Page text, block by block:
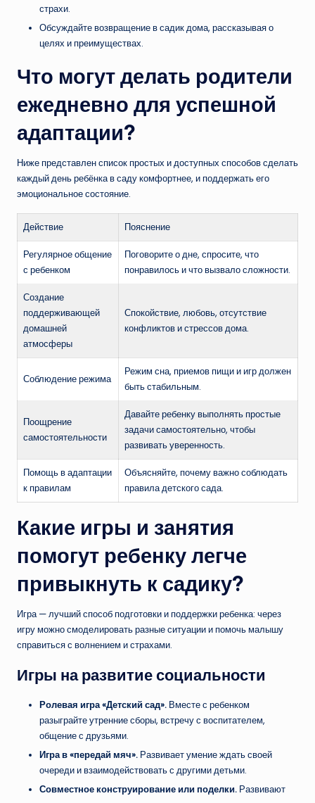
страхи.
Обсуждайте возвращение в садик дома, рассказывая о
целях и преимуществах.
Что могут делать родители
ежедневно для успешной
адаптации?
Ниже представлен список простых и доступных способов сделать
каждый день ребёнка в саду комфортнее, и поддержать его
эмоциональное состояние.
Действие Пояснение
Регулярное общение
с ребенком
Поговорите о дне, спросите, что
понравилось и что вызвало сложности.
Создание
поддерживающей
домашней
атмосферы
Спокойствие, любовь, отсутствие
конфликтов и стрессов дома.
Соблюдение режима
Режим сна, приемов пищи и игр должен
быть стабильным.
Поощрение
самостоятельности
Давайте ребенку выполнять простые
задачи самостоятельно, чтобы
развивать уверенность.
Помощь в адаптации
к правилам
Объясняйте, почему важно соблюдать
правила детского сада.
Какие игры и занятия
помогут ребенку легче
привыкнуть к садику?
Игра — лучший способ подготовки и поддержки ребенка: через
игру можно смоделировать разные ситуации и помочь малышу
справиться с волнением и страхами.
Игры на развитие социальности
Ролевая игра «Детский сад». Вместе с ребенком
разыграйте утренние сборы, встречу с воспитателем,
общение с друзьями.
Игра в «передай мяч». Развивает умение ждать своей
очереди и взаимодействовать с другими детьми.
Совместное конструирование или поделки. Развивают